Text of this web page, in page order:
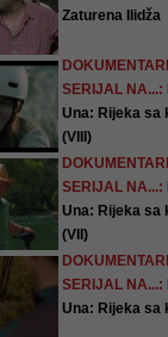
Zaturena Ilidža
SERIJAL NA...:
Una: Rijeka sa
(VIII)
SERIJAL NA...:
Una: Rijeka sa
(VII)
SERIJAL NA...:
Una: Rijeka sa